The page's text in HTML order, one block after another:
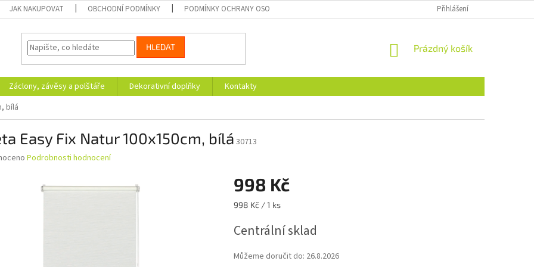
JAK NAKUPOVAT OBCHODNÍ PODMÍNKY PODMÍNKY OCHRANY OSOBNÍCH ÚDAJŮ FORMULÁŘ PRO
Přihlášení
HLEDAT
NÁKUPNÍ
Prázdný košík
Záclony, závěsy a polštáře Dekorativní doplňky
Kontakty
bílá
Easy Fix Natur 100x150cm, bílá 30713
Podrobnosti hodnocení
998 Kč
Měrná
998 Kč / 1 ks
Centrální sklad
Můžeme doručit do: 26.8.2026